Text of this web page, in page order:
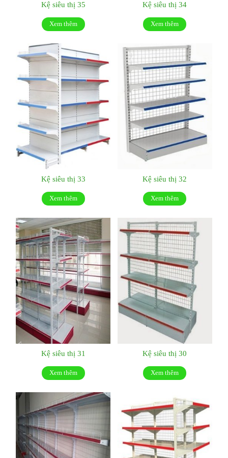
Kệ siêu thị 35
Xem thêm
Kệ siêu thị 34
Xem thêm
Kệ siêu thị 33
Xem thêm
Kệ siêu thị 32
Xem thêm
Kệ siêu thị 31
Xem thêm
Kệ siêu thị 30
Xem thêm